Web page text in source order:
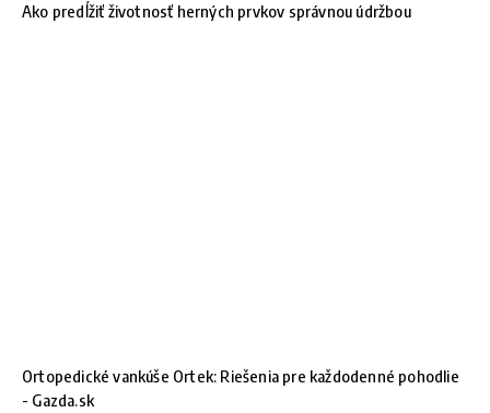
Ako predĺžiť životnosť herných prvkov správnou údržbou
Ortopedické vankúše Ortek: Riešenia pre každodenné pohodlie
- Gazda.sk